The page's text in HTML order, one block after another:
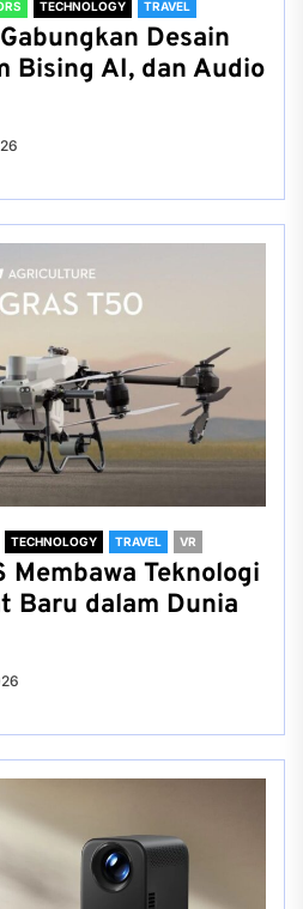
TECHNOLOGY TRAVEL
Desain
Bising AI, dan Audio
TECHNOLOGY TRAVEL VR
Membawa Teknologi
Baru dalam Dunia